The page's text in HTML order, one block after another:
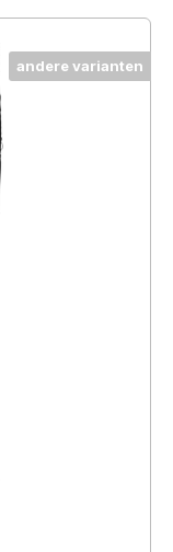
andere varianten